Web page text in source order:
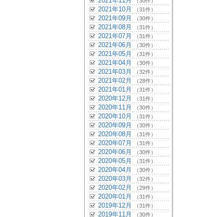
2021年10月 （31件）
2021年09月 （30件）
2021年08月 （31件）
2021年07月 （31件）
2021年06月 （30件）
2021年05月 （31件）
2021年04月 （30件）
2021年03月 （32件）
2021年02月 （28件）
2021年01月 （31件）
2020年12月 （31件）
2020年11月 （30件）
2020年10月 （31件）
2020年09月 （30件）
2020年08月 （31件）
2020年07月 （31件）
2020年06月 （30件）
2020年05月 （31件）
2020年04月 （30件）
2020年03月 （32件）
2020年02月 （29件）
2020年01月 （31件）
2019年12月 （31件）
2019年11月 （30件）